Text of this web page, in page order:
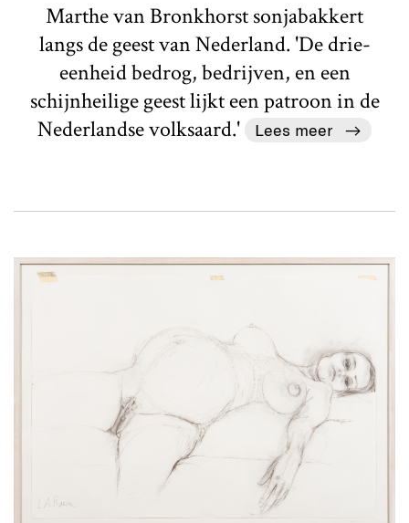
Marthe van Bronkhorst sonjabakkert
langs de geest van Nederland. 'De drie-
eenheid bedrog, bedrijven, en een
schijnheilige geest lijkt een patroon in de
Nederlandse volksaard.'
Lees meer